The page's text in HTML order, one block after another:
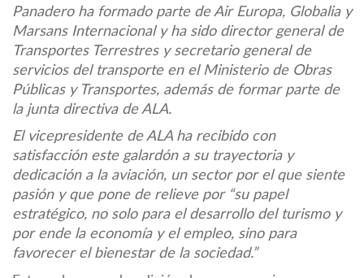
Panadero ha formado parte de Air Europa, Globalia y
Marsans Internacional y ha sido director general de
Transportes Terrestres y secretario general de
servicios del transporte en el Ministerio de Obras
Públicas y Transportes, además de formar parte de
la junta directiva de ALA.
El vicepresidente de ALA ha recibido con
satisfacción este galardón a su trayectoria y
dedicación a la aviación, un sector por el que siente
pasión y que pone de relieve por “su papel
estratégico, no solo para el desarrollo del turismo y
por ende la economía y el empleo, sino para
favorecer el bienestar de la sociedad.”